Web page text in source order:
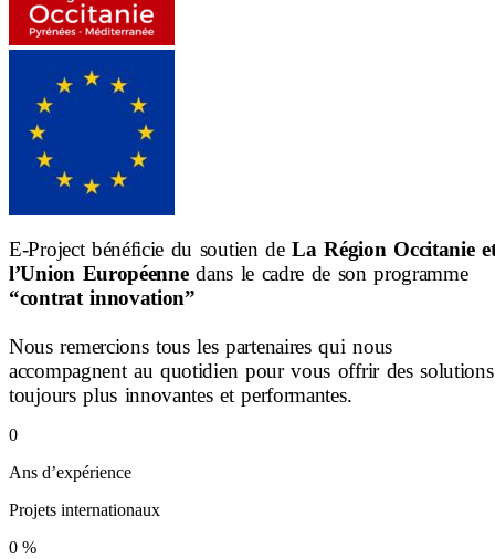
E-Project bénéficie du soutien de La Région Occitanie
l’Union Européenne
dans le cadre de son programme
“contrat innovation”
Nous remercions tous les partenaires qui nous
accompagnent au quotidien pour vous offrir des solutions
toujours plus innovantes et performantes.
0
Ans d’expérience
Projets internationaux
0 %